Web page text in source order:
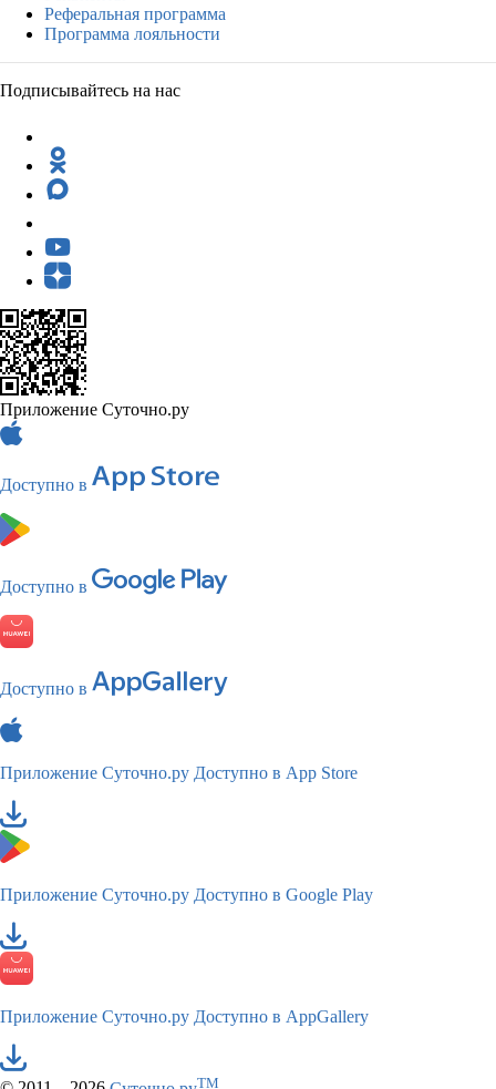
Реферальная программа
Программа лояльности
Подписывайтесь на нас
Приложение Суточно.ру
Доступно в
Доступно в
Доступно в
Приложение Суточно.ру Доступно в App Store
Приложение Суточно.ру Доступно в Google Play
Приложение Суточно.ру Доступно в AppGallery
TM